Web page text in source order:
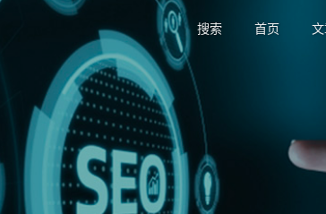
搜索 首页